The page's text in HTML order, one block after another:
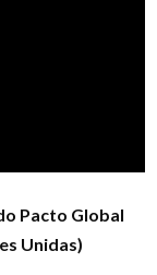
Pacto Global
Unidas)